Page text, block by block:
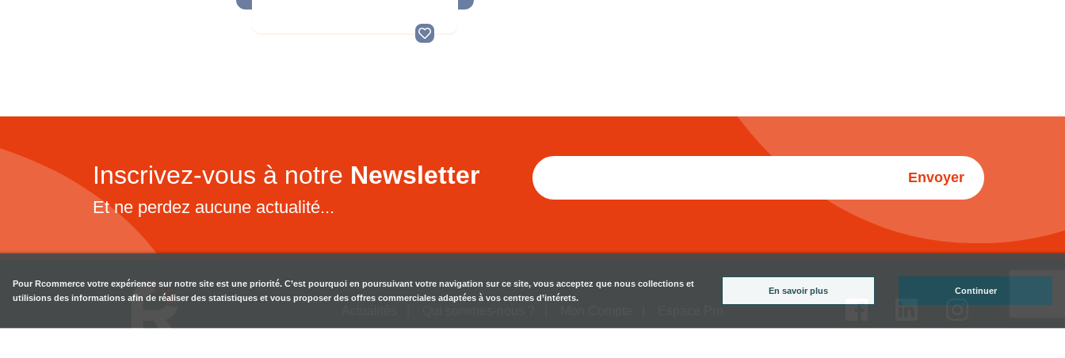
Inscrivez-vous à notre Newsletter
Et ne perdez aucune actualité...
Envoyer
Pour Rcommerce votre expérience sur notre site est une priorité. C’est pourquoi en poursuivant votre navigation sur ce site, vous acceptez que nous collections et
utilisions des informations afin de réaliser des statistiques et vous proposer des offres commerciales adaptées à vos centres d’intérets.
En savoir plus Continuer